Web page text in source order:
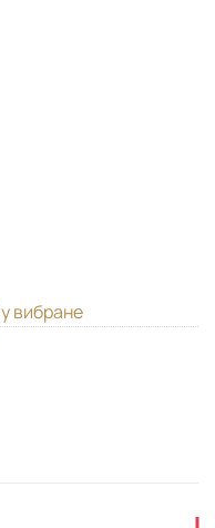
вибране